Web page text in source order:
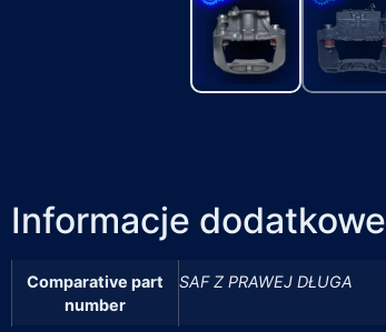
Informacje dodatkowe
Comparative part
number
SAF Z PRAWEJ DŁUGA